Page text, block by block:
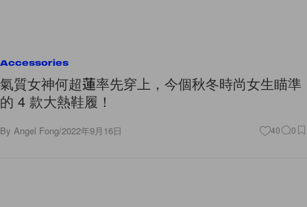
Accessories
氣質女神何超蓮率先穿上，今個秋冬時尚女生瞄準
的 4 款大熱鞋履！
By Angel Fong/2022年9月16日 40 0